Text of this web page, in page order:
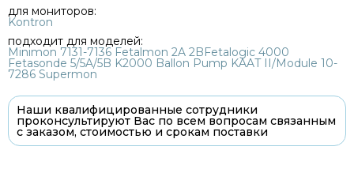
для мониторов:
Kontron
подходит для моделей:
Minimon 7131-7136 Fetalmon 2A 2BFetalogic 4000
Fetasonde 5/5A/5B K2000 Ballon Pump KAAT II/Module 10-
7286 Supermon
Наши квалифицированные сотрудники
проконсультируют Вас по всем вопросам связанным
с заказом, стоимостью и срокам поставки